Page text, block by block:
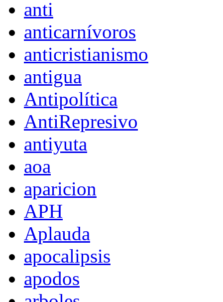
anti
anticarnívoros
anticristianismo
antigua
Antipolítica
AntiRepresivo
antiyuta
aoa
aparicion
APH
Aplauda
apocalipsis
apodos